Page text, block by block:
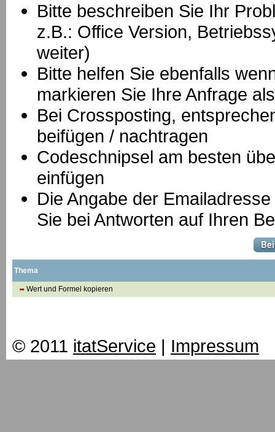
Bitte beschreiben Sie Ihr
z.B.: Office Version,
weiter)
Bitte helfen Sie ebenfalls
markieren Sie Ihre Anfrage
Bei Crossposting,
beifügen / nachtragen
Codeschnipsel am besten
einfügen
Die Angabe der
Sie bei Antworten auf Ihren
Thema
Wert und Formel kopieren
© 2011 itatService | Impressum